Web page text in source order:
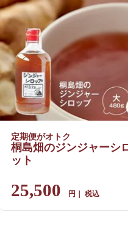
定期便がオトク
桐島畑のジンジャー
ット
25,500 税込